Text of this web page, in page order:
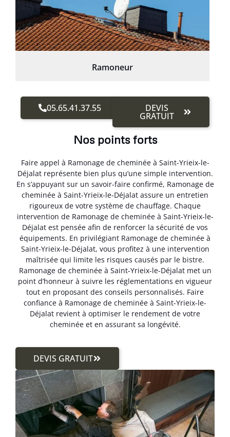
Ramoneur
05.65.41.37.55 DEVIS
GRATUIT
Nos points forts
Faire appel à Ramonage de cheminée à Saint-Yrieix-le-
Déjalat représente bien plus qu’une simple intervention.
En s’appuyant sur un savoir-faire confirmé, Ramonage de
cheminée à Saint-Yrieix-le-Déjalat assure un entretien
rigoureux de votre système de chauffage. Chaque
intervention de Ramonage de cheminée à Saint-Yrieix-le-
Déjalat est pensée afin de renforcer la sécurité de vos
équipements. En privilégiant Ramonage de cheminée à
Saint-Yrieix-le-Déjalat, vous profitez à une intervention
maîtrisée qui limite les risques causés par le bistre.
Ramonage de cheminée à Saint-Yrieix-le-Déjalat met un
point d’honneur à suivre les réglementations en vigueur
tout en proposant des conseils personnalisés. Faire
confiance à Ramonage de cheminée à Saint-Yrieix-le-
Déjalat revient à optimiser le rendement de votre
cheminée et en assurant sa longévité.
DEVIS GRATUIT